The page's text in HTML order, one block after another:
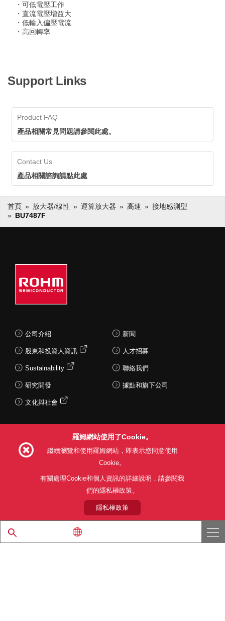
・可低電壓工作
・直流電壓增益大
・低輸入偏壓電流
・高回轉率
Support Links
Product FAQ
產品相關常見問題請參閱此處。
Contact Us
產品相關諮詢請點此處
首頁 放大器/線性 運算放大器 高速
接地感測型
BU7487F
公司介紹
股東和投資人資訊
Sustainability
研究開發
文化與社會
新聞
人才招募
聯絡我們
據點和旗下公司
利用目的 隱私權政策
關於本公司產品銷售之標準條款(PDF)
© 1997 - 2026 ROHM CO., LTD. ALL RIGHTS RESERVED.
羅姆網站使用了Cookie。
繼續瀏覽和使用羅姆網站，即表示您同意使用
Cookie。
有關處理Cookie和個人資訊的詳細說明，請參閱我
們的隱私權政策。
隱私權政策